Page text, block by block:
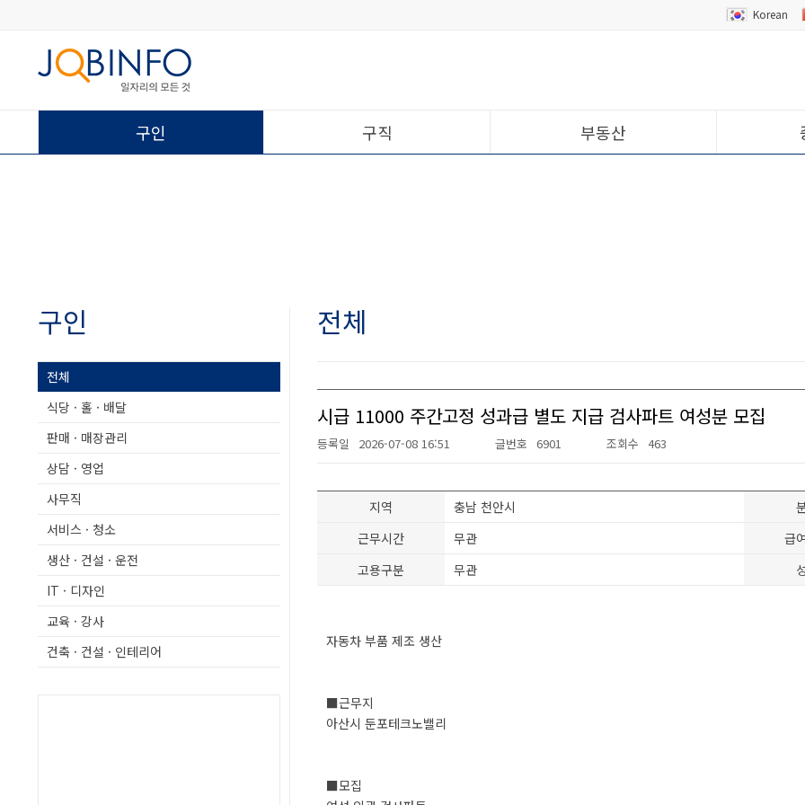
Korean
구인 구직 부동산
구인
전체
식당 · 홀 · 배달
판매 · 매장관리
상담 · 영업
사무직
서비스 · 청소
생산 · 건설 · 운전
IT · 디자인
교육 · 강사
건축 · 건설 · 인테리어
전체
시급 11000 주간고정 성과급 별도 지급 검사파트 여성분 모집
등록일 2026-07-08 16:51 글번호 6901 조회수 463
지역 충남 천안시
근무시간
무관 급
고용구분
무관
자동차 부품 제조 생산
■근무지
아산시 둔포테크노밸리
■모집